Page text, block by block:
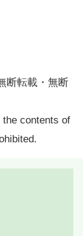
断転載・無断
the contents of